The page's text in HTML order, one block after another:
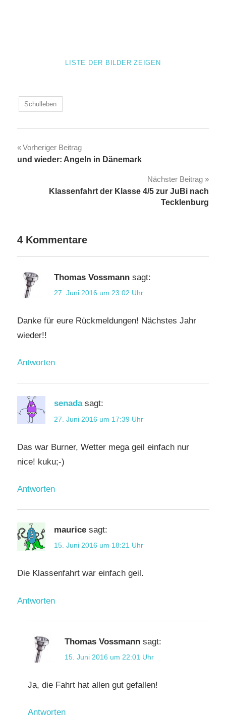
LISTE DER BILDER ZEIGEN
Schulleben
Beitragsnavigation
Vorheriger Beitrag
und wieder: Angeln in Dänemark
Nächster Beitrag
Klassenfahrt der Klasse 4/5 zur JuBi nach
Tecklenburg
4 Kommentare
Thomas Vossmann sagt:
27. Juni 2016 um 23:02 Uhr
Danke für eure Rückmeldungen! Nächstes Jahr
wieder!!
Antworten
senada sagt:
27. Juni 2016 um 17:39 Uhr
Das war Burner, Wetter mega geil einfach nur
nice! kuku;-)
Antworten
maurice sagt:
15. Juni 2016 um 18:21 Uhr
Die Klassenfahrt war einfach geil.
Antworten
Thomas Vossmann sagt:
15. Juni 2016 um 22:01 Uhr
Ja, die Fahrt hat allen gut gefallen!
Antworten